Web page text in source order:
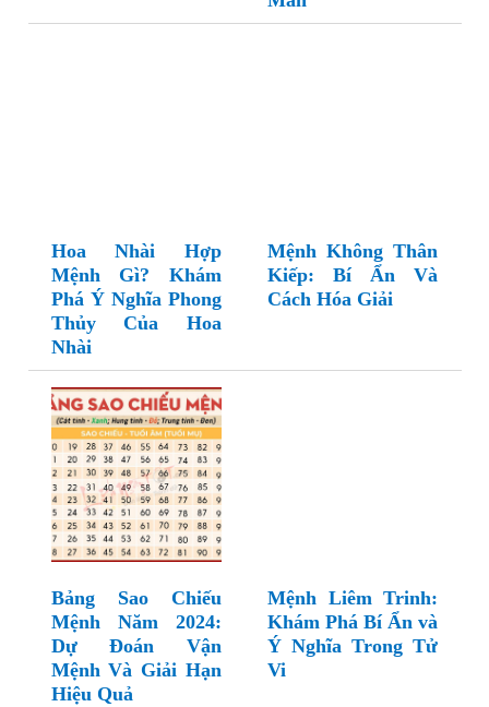
Hoa Nhài Hợp
Mệnh Gì? Khám
Phá Ý Nghĩa Phong
Thủy Của Hoa
Nhài
Mệnh Không Thân
Kiếp: Bí Ẩn Và
Cách Hóa Giải
Bảng Sao Chiếu
Mệnh Năm 2024:
Dự Đoán Vận
Mệnh Và Giải Hạn
Hiệu Quả
Mệnh Liêm Trinh:
Khám Phá Bí Ẩn và
Ý Nghĩa Trong Tử
Vi